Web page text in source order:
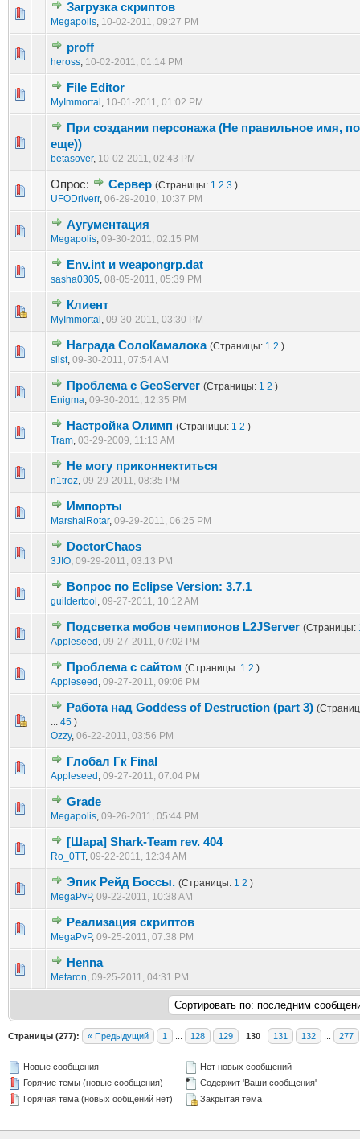
Загрузка скриптов
Megapolis, 10-02-2011, 09:27 PM
1 голос(ов) - 1 из 5 в среднем
12345
proff
heross, 10-02-2011, 01:14 PM
1 голос(ов) - 1 из 5 в среднем
File Editor
MyImmortal , 10-01-2011, 01:02 PM
1 голос(ов) - 1 из 5 в среднем
При создании персонажа (Не правильное имя,
еще))
betasover, 10-02-2011, 02:43 PM
1 голос(ов) - 1 из 5 в среднем
Опрос: Сервер (Страницы: 1 2 3 )
UFODriverr, 06-29-2010, 10:37 PM
3 голос(ов) - 3.33 из 5 в среднем
12345
Аугументация
Megapolis, 09-30-2011, 02:15 PM
1 голос(ов) - 1 из 5 в среднем
1
Env.int и weapongrp.dat
sasha0305, 08-05-2011, 05:39 PM
1 голос(ов) - 1 из 5 в среднем
12345
Клиент
MyImmortal , 09-30-2011, 03:30 PM
1 голос(ов) - 1 из 5 в среднем
Награда СолоКамалока (Страницы: 1 2 )
slist, 09-30-2011, 07:54 AM
1 голос(ов) - 1 из 5 в среднем
12345
Проблема с GeoServer (Страницы: 1 2 )
Enigma, 09-30-2011, 12:35 PM
1 голос(ов) - 1 из 5 в среднем
12345
Настройка Олимп (Страницы: 1 2 )
Tram, 03-29-2009, 11:13 AM
1 голос(ов) - 1 из 5 в среднем
12345
Не могу приконнектиться
n1troz, 09-29-2011, 08:35 PM
1 голос(ов) - 1 из 5 в среднем
12345
Импорты
MarshalRotar, 09-29-2011, 06:25 PM
1 голос(ов) - 1 из 5 в среднем
DoctorChaos
3JIO, 09-29-2011, 03:13 PM
1 голос(ов) - 1 из 5 в среднем
Вопрос по Eclipse Version: 3.7.1
guildertool , 09-27-2011, 10:12 AM
1 голос(ов) - 1 из 5 в среднем
12345
Подсветка мобов чемпионов L2JServer (Страницы:
Appleseed , 09-27-2011, 07:02 PM
1 голос(ов) - 1 из 5 в среднем
1234 5
Проблема с сайтом (Страницы: 1 2 )
Appleseed , 09-27-2011, 09:06 PM
1 голос(ов) - 1 из 5 в среднем
12345
Работа над Goddess of Destruction (part 3)
... 45 )
Ozzy, 06-22-2011, 03:56 PM
Глобал Гк Final
Appleseed , 09-27-2011, 07:04 PM
1 голос(ов) - 1 из 5 в среднем
12
Grade
Megapolis, 09-26-2011, 05:44 PM
1 голос(ов) - 1 из 5 в среднем
[Шара] Shark-Team rev. 404
Ro_0TT, 09-22-2011, 12:34 AM
1 голос(ов) - 1 из 5 в среднем
12345
Эпик Рейд Боссы. (Страницы: 1 2 )
MegaPvP, 09-22-2011, 10:38 AM
1 голос(ов) - 1 из 5 в среднем
12345
Реализация скриптов
MegaPvP, 09-25-2011, 07:38 PM
1 голос(ов) - 1 из 5 в среднем
12345
Henna
Metaron, 09-25-2011, 04:31 PM
1 голос(ов) - 1 из 5 в среднем
Страницы (277): « Предыдущий 1 128 129 130 131 132 277
Новые сообщения
Горячие темы (новые сообщения)
Горячая тема (новых ообщений нет)
Нет новых сообщений
Содержит 'Ваши сообщения'
Закрытая тема